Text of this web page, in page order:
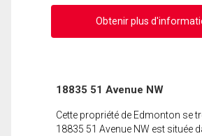
Obtenir plus
18835 51 Avenue NW
Cette propriété de Edmonton se
18835 51 Avenue NW est située